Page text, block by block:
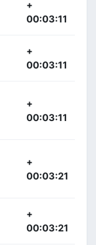
+
00:03:11
+
00:03:11
+
00:03:11
+
00:03:21
+
00:03:21